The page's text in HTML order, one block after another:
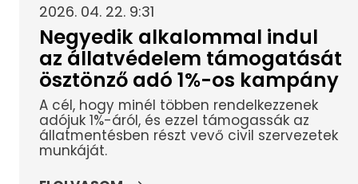
2026. 04. 22. 9:31
Negyedik alkalommal indul
az állatvédelem támogatását
ösztönző adó 1%-os kampány
A cél, hogy minél többen rendelkezzenek
adójuk 1%-áról, és ezzel támogassák az
állatmentésben részt vevő civil szervezetek
munkáját.